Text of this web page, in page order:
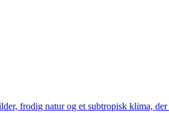
frodig natur og et subtropisk klima,